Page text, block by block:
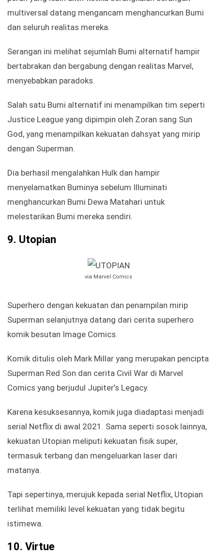
multiversal datang mengancam menghancurkan Bumi
dan seluruh realitas mereka.
Serangan ini melihat sejumlah Bumi alternatif hampir
bertabrakan dan bergabung dengan realitas Marvel,
menyebabkan paradoks.
Salah satu Bumi alternatif ini menampilkan tim seperti
Justice League yang dipimpin oleh Zoran sang Sun
God, yang menampilkan kekuatan dahsyat yang mirip
dengan Superman.
Dia berhasil mengalahkan Hulk dan hampir
menyelamatkan Buminya sebelum Illuminati
menghancurkan Bumi Dewa Matahari untuk
melestarikan Bumi mereka sendiri.
9. Utopian
via Marvel Comics
Superhero dengan kekuatan dan penampilan mirip
Superman selanjutnya datang dari cerita superhero
komik besutan Image Comics.
Komik ditulis oleh Mark Millar yang merupakan pencipta
Superman Red Son dan cerita Civil War di Marvel
Comics yang berjudul Jupiter’s Legacy.
Karena kesuksesannya, komik juga diadaptasi menjadi
serial Netflix di awal 2021. Sama seperti sosok lainnya,
kekuatan Utopian meliputi kekuatan fisik super,
termasuk terbang dan mengeluarkan laser dari
matanya.
Tapi sepertinya, merujuk kepada serial Netflix, Utopian
terlihat memiliki level kekuatan yang tidak begitu
istimewa.
10. Virtue